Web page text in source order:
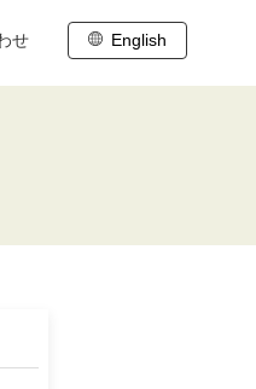
せ English